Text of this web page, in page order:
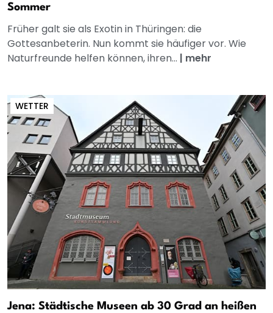
Sommer
Früher galt sie als Exotin in Thüringen: die
Gottesanbeterin. Nun kommt sie häufiger vor. Wie
Naturfreunde helfen können, ihren... | mehr
WETTER
Jena: Städtische Museen ab 30 Grad an heißen